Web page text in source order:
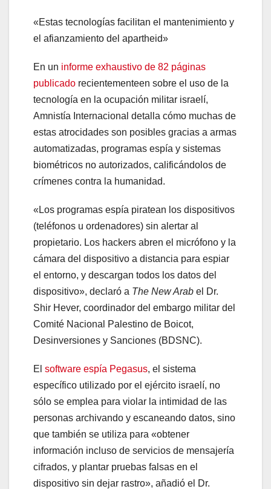
«Estas tecnologías facilitan el mantenimiento y
el afianzamiento del apartheid»
En un informe exhaustivo de 82 páginas
publicado recientementeen sobre el uso de la
tecnología en la ocupación militar israelí,
Amnistía Internacional detalla cómo muchas de
estas atrocidades son posibles gracias a armas
automatizadas, programas espía y sistemas
biométricos no autorizados, calificándolos de
crímenes contra la humanidad.
«Los programas espía piratean los dispositivos
(teléfonos u ordenadores) sin alertar al
propietario. Los hackers abren el micrófono y la
cámara del dispositivo a distancia para espiar
el entorno, y descargan todos los datos del
dispositivo», declaró a The New Arab el Dr.
Shir Hever, coordinador del embargo militar del
Comité Nacional Palestino de Boicot,
Desinversiones y Sanciones (BDSNC).
El software espía Pegasus, el sistema
específico utilizado por el ejército israelí, no
sólo se emplea para violar la intimidad de las
personas archivando y escaneando datos, sino
que también se utiliza para «obtener
información incluso de servicios de mensajería
cifrados, y plantar pruebas falsas en el
dispositivo sin dejar rastro», añadió el Dr.